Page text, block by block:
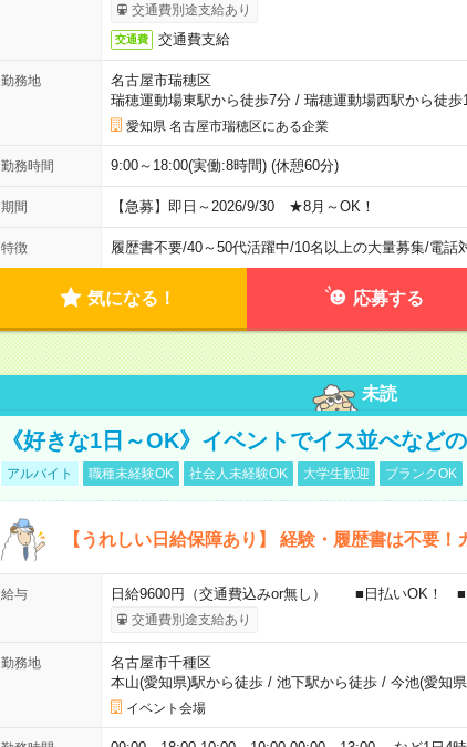
交通費別途支給あり
交通費 交通費支給
勤務地
名古屋市瑞穂区
瑞穂運動場東駅から徒歩7分/ 瑞穂運動場西駅から徒歩
愛知県 名古屋市瑞穂区にある企業
勤務時間 9:00～18:00(実働:8時間) (休憩60分)
期間 【急募】即日～2026/9/30 ★8月～OK！
特徴 履歴書不要/40～50代活躍中/10名以上の大量募集/電話
気になる！ 応募する
未読
《好きな1日～OK》イベントでイス並べなど
アルバイト 職種未経験OK 社会人未経験OK 大学生歓迎 ブランクOK
【うれしい日給保障あり】 経験・履歴書は不要！
給与 日給9600円（交通費込みor無し） ■日払いOK！ ■
交通費別途支給あり
勤務地
名古屋市千種区
本山(愛知県)駅から徒歩/ 池下駅から徒歩/ 今池(愛知
イベント会場